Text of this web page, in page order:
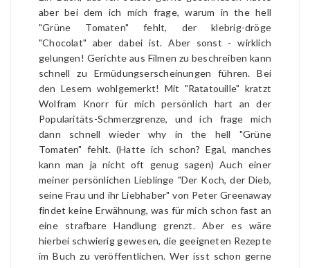
aber bei dem ich mich frage, warum in the hell
"Grüne Tomaten" fehlt, der klebrig-dröge
"Chocolat" aber dabei ist. Aber sonst - wirklich
gelungen! Gerichte aus Filmen zu beschreiben kann
schnell zu Ermüdungserscheinungen führen. Bei
den Lesern wohlgemerkt! Mit "Ratatouille" kratzt
Wolfram Knorr für mich persönlich hart an der
Popularitäts-Schmerzgrenze, und ich frage mich
dann schnell wieder why in the hell "Grüne
Tomaten" fehlt. (Hatte ich schon? Egal, manches
kann man ja nicht oft genug sagen) Auch einer
meiner persönlichen Lieblinge "Der Koch, der Dieb,
seine Frau und ihr Liebhaber" von Peter Greenaway
findet keine Erwähnung, was für mich schon fast an
eine strafbare Handlung grenzt. Aber es wäre
hierbei schwierig gewesen, die geeigneten Rezepte
im Buch zu veröffentlichen. Wer isst schon gerne